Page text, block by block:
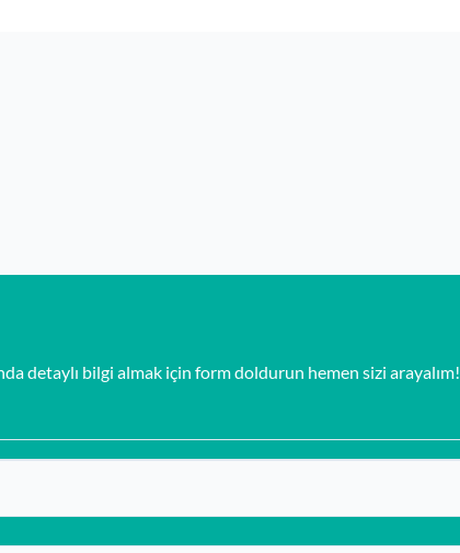
detaylı bilgi almak için form doldurun hemen sizi arayalım!